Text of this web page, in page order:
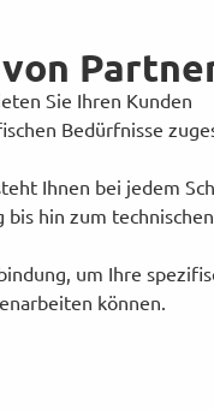
Sie Ihren Kunden
Bedürfnisse
Ihnen bei jedem
hin zum
um Ihre
können.